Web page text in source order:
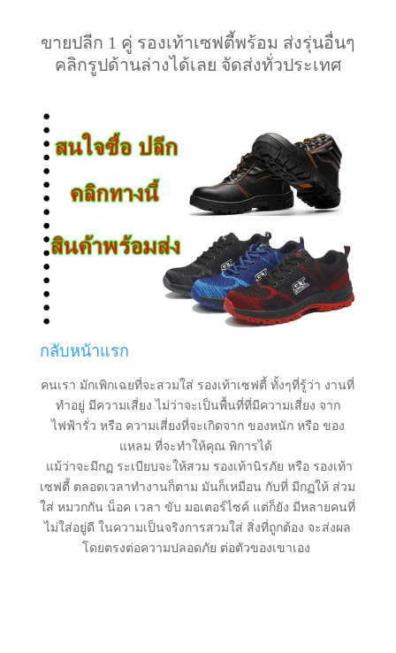
ขายปลีก 1 คู่ รองเท้าเซฟตี้พร้อม ส่งรุ่นอื่นๆ
คลิกรูปด้านล่างได้เลย จัดส่งทั่วประเทศ
กลับหน้าแรก
คนเรา มักเพิกเฉยที่จะสวมใส่ รองเท้าเซฟตี้ ทั้งๆที่รู้ว่า งานที่
ทำอยู่ มีความเสี่ยง ไม่ว่าจะเป็นพื้นที่ที่มีความเสี่ยง จาก
ไฟฟ้ารั่ว หรือ ความเสี่ยงที่จะเกิดจาก ของหนัก หรือ ของ
แหลม ที่จะทำให้คุณ พิการได้
แม้ว่าจะมีกฏ ระเบียบจะให้สวม รองเท้านิรภัย หรือ รองเท้า
เซฟตี้ ตลอดเวลาทำงานก็ตาม มันก็เหมือน กับที่ มีกฏให้ ส่วม
ใส่ หมวกกัน น็อค เวลา ขับ มอเตอร์ไซค์ แต่ก็ยัง มีหลายคนที่
ไม่ใส่อยู่ดี ในความเป็นจริงการสวมใส่ สิ่งที่ถูกต้อง จะส่งผล
โดยตรงต่อความปลอดภัย ต่อตัวของเขาเอง